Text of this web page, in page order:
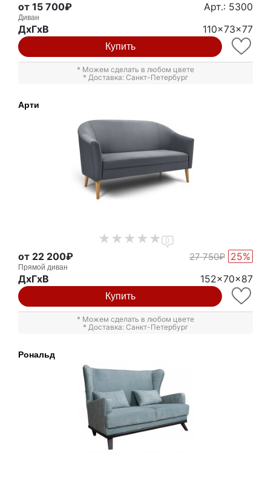
от 15 700₽ Арт.: 5300
Диван
ДxГxВ 110x73x77
Купить
* Можем сделать в любом цвете
* Доставка: Санкт-Петербург
Арти
0
от 22 200₽ 27 750₽ 25%
Прямой диван
ДxГxВ 152x70x87
Купить
* Можем сделать в любом цвете
* Доставка: Санкт-Петербург
Рональд